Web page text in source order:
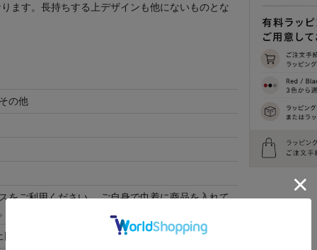
ます。長持ちする上デザインも他にないものとな
の他
をご利用ください。 ご自身で巾着に商品を入れて
祝除く)